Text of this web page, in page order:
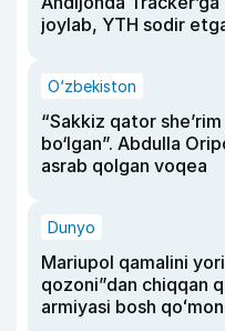
joylab, YTH sodir
O‘zbekiston
“Sakkiz qator
bo‘lgan”. Abdulla
asrab qolgan voqea
Dunyo
Mariupol qamalini
qozoni”dan chiqqan
armiyasi bosh